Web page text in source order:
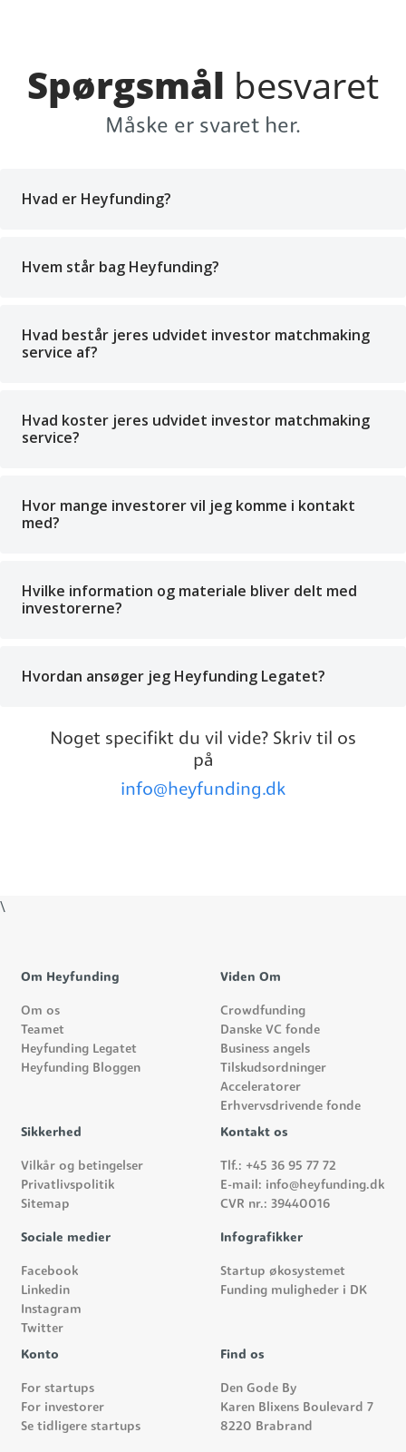
Spørgsmål besvaret
Måske er svaret her.
Hvad er Heyfunding?
Hvem står bag Heyfunding?
Hvad består jeres udvidet investor matchmaking
service af?
Hvad koster jeres udvidet investor matchmaking
service?
Hvor mange investorer vil jeg komme i kontakt
med?
Hvilke information og materiale bliver delt med
investorerne?
Hvordan ansøger jeg Heyfunding Legatet?
Noget specifikt du vil vide? Skriv til os
på
info@heyfunding.dk
\
Om Heyfunding
Om os
Teamet
Heyfunding Legatet
Heyfunding Bloggen
Viden Om
Crowdfunding
Danske VC fonde
Business angels
Tilskudsordninger
Acceleratorer
Erhvervsdrivende fonde
Sikkerhed
Vilkår og betingelser
Privatlivspolitik
Sitemap
Kontakt os
Tlf.: +45 36 95 77 72
E-mail: info@heyfunding.dk
CVR nr.: 39440016
Sociale medier
Facebook
Linkedin
Instagram
Twitter
Infografikker
Startup økosystemet
Funding muligheder i DK
Konto
For startups
For investorer
Se tidligere startups
Find os
Den Gode By
Karen Blixens Boulevard 7
8220 Brabrand